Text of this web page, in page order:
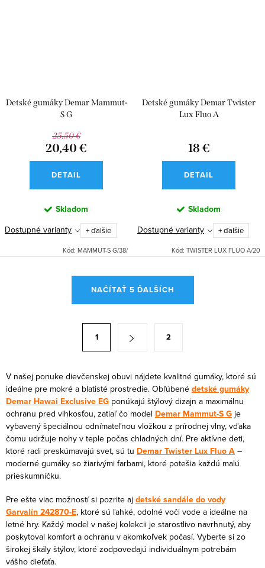
Detské gumáky Demar Mammut-
S G
25,50 €
20,40 €
DETAIL
Skladom
Dostupné varianty
+ ďalšie
Kód: MAMMUT-S G/38/
Detské gumáky Demar Twister
Lux Fluo A
18 €
DETAIL
Skladom
Dostupné varianty
+ ďalšie
Kód: TWISTER LUX FLUO A/20
c
i
e
p
r
v
k
y
v
ý
p
i
s
NAČÍTAŤ 5 ĎALŠÍCH
á
n
k
o
v
a
n
e
1 2
V našej ponuke dievčenskej obuvi nájdete kvalitné gumáky, ktoré sú
ideálne pre mokré a blatisté prostredie. Obľúbené detské gumáky
Demar Hawai Exclusive EG ponúkajú štýlový dizajn a maximálnu
ochranu pred vlhkosťou, zatiaľ čo model Demar Mammut-S G je
vybavený špeciálnou odnímateľnou vložkou z prírodnej vlny, vďaka
čomu udržuje nohy v teple počas chladných dní. Pre aktívne deti,
ktoré radi preskúmavajú svet, sú tu Demar Twister Lux Fluo A –
moderné gumáky so žiarivými farbami, ktoré potešia každú malú
prieskumníčku.
Pre ešte viac možností si pozrite aj detské sandále do vody
Garvalín 242870-E, ktoré sú ľahké, odolné voči vode a ideálne na
letné hry. Každý model v našej kolekcii je starostlivo navrhnutý, aby
poskytoval komfort a ochranu v akomkoľvek počasí. Vyberte si zo
širokej škály štýlov, ktoré zodpovedajú individuálnym potrebám
vášho dieťaťa.